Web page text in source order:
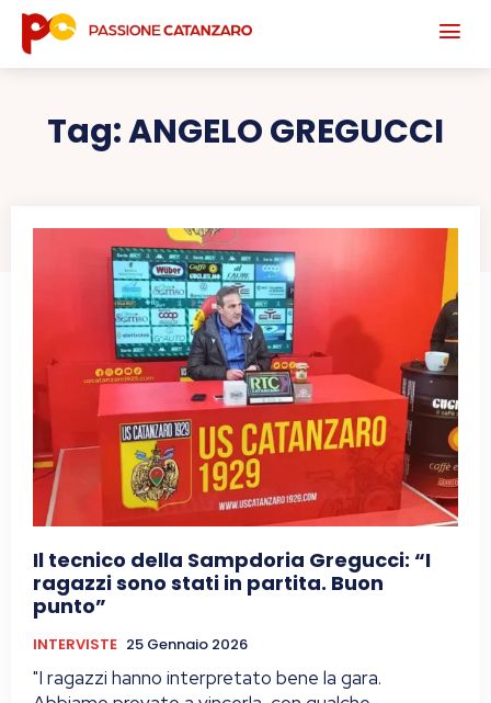
Tag:ANGELO GREGUCCI
Il tecnico della Sampdoria Gregucci: “I
ragazzi sono stati in partita. Buon
punto”
INTERVISTE 25 Gennaio 2026
"I ragazzi hanno interpretato bene la gara.